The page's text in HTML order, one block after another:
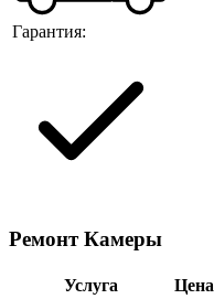
Гарантия:
Ремонт Камеры
Услуга Цена